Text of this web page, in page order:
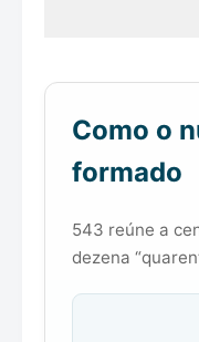
Como o
formado
543 reúne a
dezena